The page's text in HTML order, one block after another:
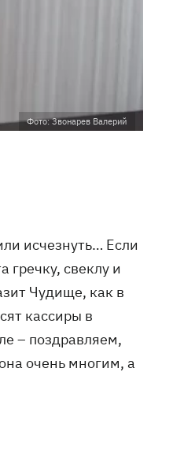
Фото: Звонарев Валерий
исчезнуть… Если
свеклу и
Чудище, как в
кассиры в
– поздравляем,
очень многим, а